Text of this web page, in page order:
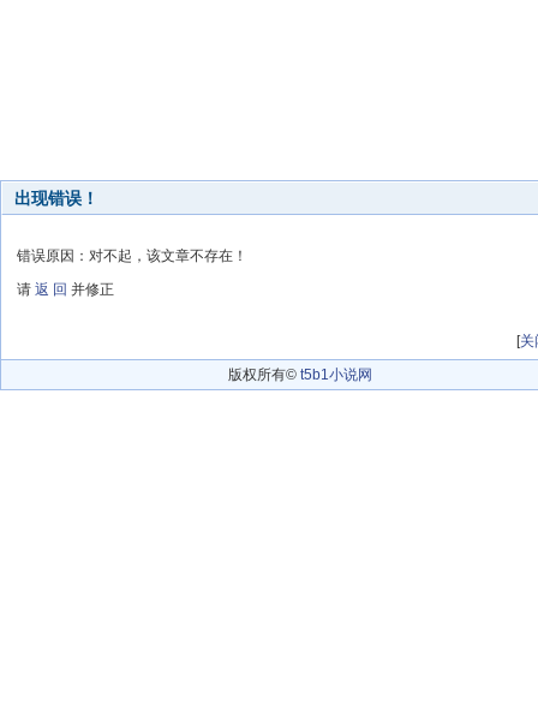
出现错误！
错误原因：对不起，该文章不存在！
请 返 回 并修正
[关
版权所有© t5b1小说网